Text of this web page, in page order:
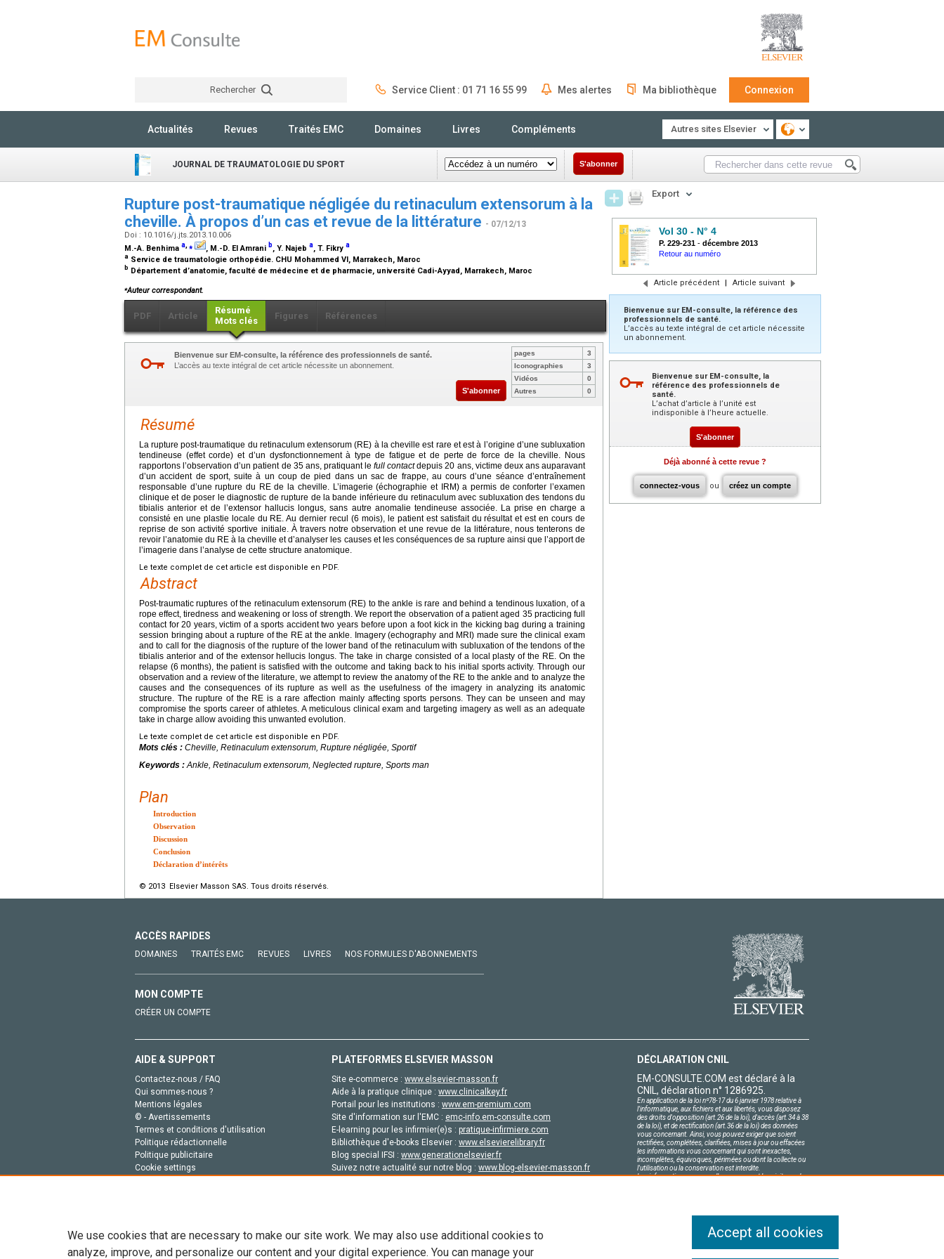
Rechercher Service Client : 01 71 16 55 99 Mes alertes Ma bibliothèque Connexion
Actualités Revues Traités EMC Domaines Livres Compléments Autres sites Elsevier
JOURNAL DE TRAUMATOLOGIE DU SPORT S'abonner
Rupture post-traumatique négligée du retinaculum extensorum à la
cheville. À propos d’un cas et revue de la littérature - 07/12/13
Doi : 10.1016/j.jts.2013.10.006
M.-A. Benhima a,⁎ , M.-D. El Amrani b, Y. Najeb a, T. Fikry a
a Service de traumatologie orthopédie. CHU Mohammed VI, Marrakech, Maroc
b Département d’anatomie, faculté de médecine et de pharmacie, université Cadi-Ayyad, Marrakech, Maroc
⁎Auteur correspondant.
PDF Article
Résumé
Mots clés
Figures Références
Bienvenue sur EM-consulte, la référence des professionnels de santé.
L’accès au texte intégral de cet article nécessite un abonnement.
S'abonner
pages
3
Iconographies
3
Vidéos
0
Autres
0
Résumé
La rupture post-traumatique du retinaculum extensorum (RE) à la cheville est rare et est à l’origine d’une subluxation
tendineuse (effet corde) et d’un dysfonctionnement à type de fatigue et de perte de force de la cheville. Nous
rapportons l’observation d’un patient de 35 ans, pratiquant lefull contactdepuis 20 ans, victime deux ans auparavant
d’un accident de sport, suite à un coup de pied dans un sac de frappe, au cours d’une séance d’entraînement
responsable d’une rupture du RE de la cheville. L’imagerie (échographie et IRM) a permis de conforter l’examen
clinique et de poser le diagnostic de rupture de la bande inférieure du retinaculum avec subluxation des tendons du
tibialis anterior et de l’extensor hallucis longus, sans autre anomalie tendineuse associée. La prise en charge a
consisté en une plastie locale du RE. Au dernier recul (6 mois), le patient est satisfait du résultat et est en cours de
reprise de son activité sportive initiale. À travers notre observation et une revue de la littérature, nous tenterons de
revoir l’anatomie du RE à la cheville et d’analyser les causes et les conséquences de sa rupture ainsi que l’apport de
l’imagerie dans l’analyse de cette structure anatomique.
Le texte complet de cet article est disponible en PDF.
Abstract
Post-traumatic ruptures of the retinaculum extensorum (RE) to the ankle is rare and behind a tendinous luxation, of a
rope effect, tiredness and weakening or loss of strength. We report the observation of a patient aged 35 practicing full
contact for 20 years, victim of a sports accident two years before upon a foot kick in the kicking bag during a training
session bringing about a rupture of the RE at the ankle. Imagery (echography and MRI) made sure the clinical exam
and to call for the diagnosis of the rupture of the lower band of the retinaculum with subluxation of the tendons of the
tibialis anterior and of the extensor hellucis longus. The take in charge consisted of a local plasty of the RE. On the
relapse (6 months), the patient is satisfied with the outcome and taking back to his initial sports activity. Through our
observation and a review of the literature, we attempt to review the anatomy of the RE to the ankle and to analyze the
causes and the consequences of its rupture as well as the usefulness of the imagery in analyzing its anatomic
structure. The rupture of the RE is a rare affection mainly affecting sports persons. They can be unseen and may
compromise the sports career of athletes. A meticulous clinical exam and targeting imagery as well as an adequate
take in charge allow avoiding this unwanted evolution.
Le texte complet de cet article est disponible en PDF.
Mots clés : Cheville, Retinaculum extensorum, Rupture négligée, Sportif
Keywords :Ankle, Retinaculum extensorum, Neglected rupture, Sports man
Plan
Introduction
Observation
Discussion
Conclusion
Déclaration d’intérêts
© 2013 Elsevier Masson SAS. Tous droits réservés.
Export
Vol 30 - N° 4
P. 229-231 - décembre 2013
Retour au numéro
Article précédent | Article suivant
Bienvenue sur EM-consulte, la référence des
professionnels de santé.
L’accès au texte intégral de cet article nécessite
un abonnement.
Bienvenue sur EM-consulte, la
référence des professionnels de
santé.
L’achat d’article à l’unité est
indisponible à l’heure actuelle.
S'abonner
Déjà abonné à cette revue ?
connectez-vous ou créez un compte
ACCÈS RAPIDES
DOMAINES TRAITÉS EMC REVUES LIVRES NOS FORMULES D'ABONNEMENTS
MON COMPTE
CRÉER UN COMPTE
AIDE & SUPPORT
Contactez-nous / FAQ
Qui sommes-nous ?
Mentions légales
© - Avertissements
Termes et conditions d'utilisation
Politique rédactionnelle
Politique publicitaire
Cookie settings
PLATEFORMES ELSEVIER MASSON
Site e-commerce : www.elsevier-masson.fr
Aide à la pratique clinique : www.clinicalkey.fr
Portail pour les institutions : www.em-premium.com
Site d'information sur l'EMC : emc-info.em-consulte.com
E-learning pour les infirmier(e)s : pratique-infirmiere.com
Bibliothèque d'e-books Elsevier : www.elsevierelibrary.fr
Blog special IFSI : www.generationelsevier.fr
Suivez notre actualité sur notre blog : www.blog-elsevier-masson.fr
DÉCLARATION CNIL
EM-CONSULTE.COM est déclaré à la
CNIL, déclaration n° 1286925.
En application de la loi nº78-17 du 6 janvier 1978 relative à
l'informatique, aux fichiers et aux libertés, vous disposez
des droits d'opposition (art.26 de la loi), d'accès (art.34 à 38
de la loi), et de rectification (art.36 de la loi) des données
vous concernant. Ainsi, vous pouvez exiger que soient
rectifiées, complétées, clarifiées, mises à jour ou effacées
les informations vous concernant qui sont inexactes,
incomplètes, équivoques, périmées ou dont la collecte ou
l'utilisation ou la conservation est interdite.
Les informations personnelles concernant les visiteurs de
We use cookies that are necessary to make our site work. We may also use additional cookies to
analyze, improve, and personalize our content and your digital experience. You can manage your
Accept all cookies